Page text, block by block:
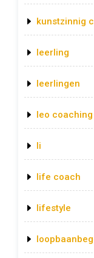
kunstzinnig
leerling
leerlingen
leo coaching
li
life coach
lifestyle